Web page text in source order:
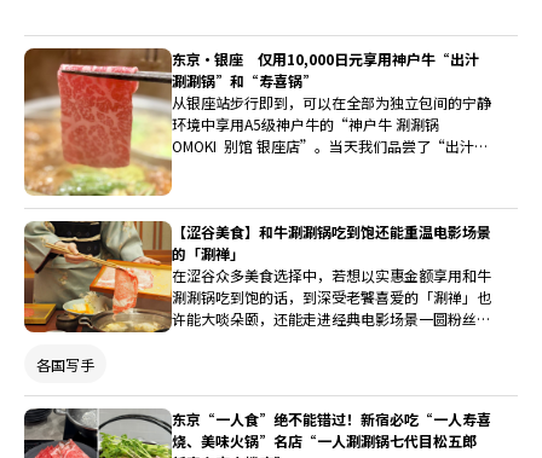
点的选择。如果是在特别的日子来这里享用餐点的话，十
分推荐本篇文章所撰写的套餐餐点，能体验到店家在餐点
顺序上安排的巧思，作为旅日途中的美好回忆。
东京・银座 仅用10,000日元享用神户牛“出汁
涮涮锅”和“寿喜锅”
从银座站步行即到，可以在全部为独立包间的宁静
环境中享用A5级神户牛的“神户牛 涮涮锅
OMOKI 别馆 银座店”。当天我们品尝了“出汁涮
舒适空间的人们提供实地评测。
【涩谷美食】和牛涮涮锅吃到饱还能重温电影场景
的「涮禅」
在涩谷众多美食选择中，若想以实惠金额享用和牛
涮涮锅吃到饱的话，到深受老饕喜爱的「涮禅」也
许能大啖朵颐，还能走进经典电影场景一圆粉丝
各国写手
东京“一人食”绝不能错过！新宿必吃“一人寿喜
烧、美味火锅”名店“一人涮涮锅七代目松五郎